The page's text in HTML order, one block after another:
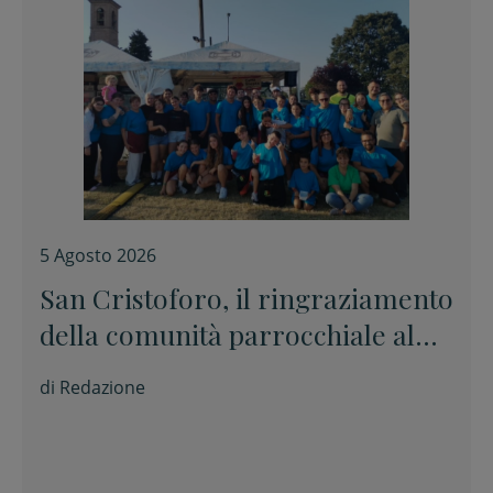
5 Agosto 2026
San Cristoforo, il ringraziamento
della comunità parrocchiale al
termine della festa
di Redazione